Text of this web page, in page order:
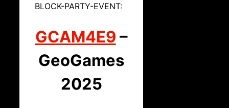
BLOCK-PARTY-EVENT:
GCAM4E9 –
GeoGames
2025